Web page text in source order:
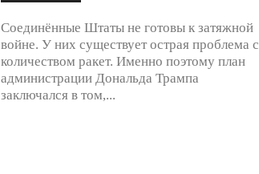
Соединённые Штаты не готовы к затяжной
войне. У них существует острая проблема с
количеством ракет. Именно поэтому план
администрации Дональда Трампа
заключался в том,...